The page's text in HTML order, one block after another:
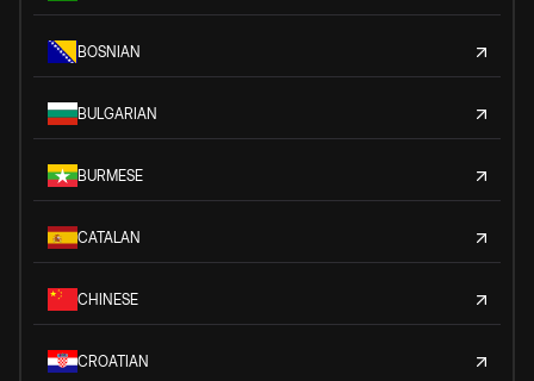
BOSNIAN
BULGARIAN
BURMESE
CATALAN
CHINESE
CROATIAN